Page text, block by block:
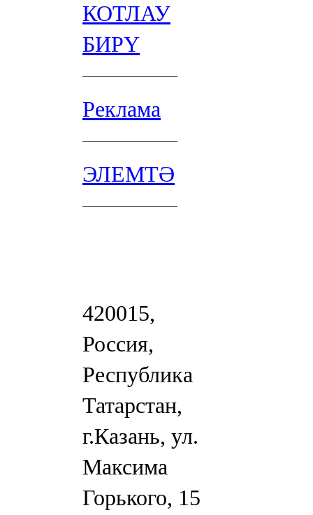
КОТЛАУ
БИРҮ
Реклама
ЭЛЕМТӘ
420015,
Россия,
Республика
Татарстан,
г.Казань, ул.
Максима
Горького, 15